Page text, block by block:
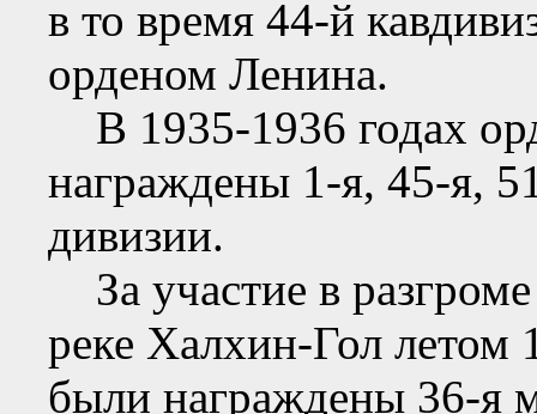
в то время 44-й
орденом Ленина.
В 1935-1936 годах
награждены 1-я, 45-я,
дивизии.
За участие в
реке Халхин-Гол летом
были награждены 36-я